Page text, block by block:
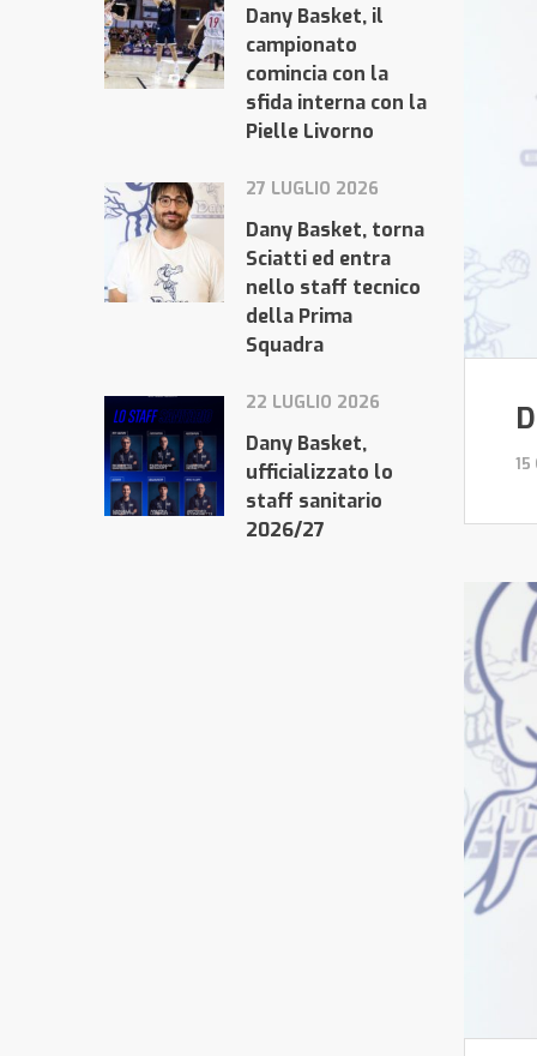
15
Dany Basket, il
campionato
comincia con la
sfida interna con la
Pielle Livorno
27 LUGLIO 2026
Dany Basket, torna
Sciatti ed entra
nello staff tecnico
della Prima
Squadra
22 LUGLIO 2026
Dany Basket,
ufficializzato lo
staff sanitario
2026/27